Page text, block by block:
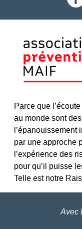
Parce que
au monde sont
par une approche
l’expérience des
pour qu’il puisse
Telle est notre
Avec